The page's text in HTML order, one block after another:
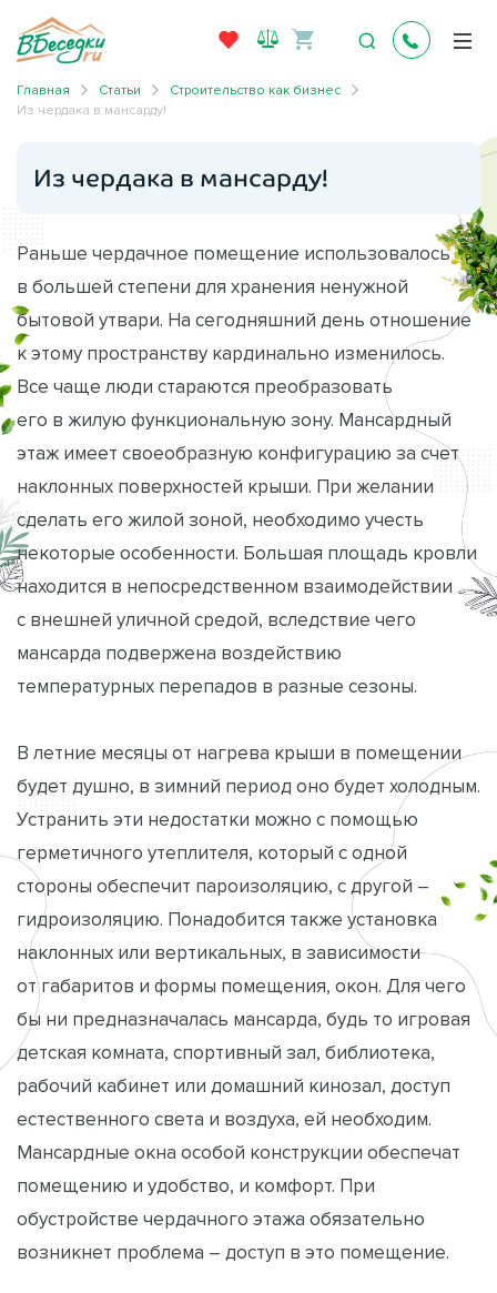
Главная Статьи
Строительство как бизнес
Из чердака в мансарду!
Из чердака в мансарду!
Раньше чердачное помещение использовалось
в большей степени для хранения ненужной
бытовой утвари. На сегодняшний день отношение
к этому пространству кардинально изменилось.
Все чаще люди стараются преобразовать
его в жилую функциональную зону. Мансардный
этаж имеет своеобразную конфигурацию за счет
наклонных поверхностей крыши. При желании
сделать его жилой зоной, необходимо учесть
некоторые особенности. Большая площадь кровли
находится в непосредственном взаимодействии
с внешней уличной средой, вследствие чего
мансарда подвержена воздействию
температурных перепадов в разные сезоны.
В летние месяцы от нагрева крыши в помещении
будет душно, в зимний период оно будет холодным.
Устранить эти недостатки можно с помощью
герметичного утеплителя, который с одной
стороны обеспечит пароизоляцию, с другой –
гидроизоляцию. Понадобится также установка
наклонных или вертикальных, в зависимости
от габаритов и формы помещения, окон. Для чего
бы ни предназначалась мансарда, будь то игровая
детская комната, спортивный зал, библиотека,
рабочий кабинет или домашний кинозал, доступ
естественного света и воздуха, ей необходим.
Мансардные окна особой конструкции обеспечат
помещению и удобство, и комфорт. При
обустройстве чердачного этажа обязательно
возникнет проблема – доступ в это помещение.